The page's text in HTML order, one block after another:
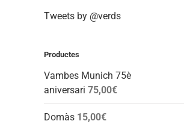
Tweets by @verds
Productes
Vambes Munich 75è
aniversari 75,00€
Domàs 15,00€